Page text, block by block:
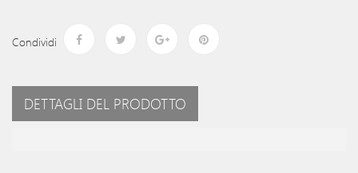
Condividi
DETTAGLI DEL PRODOTTO